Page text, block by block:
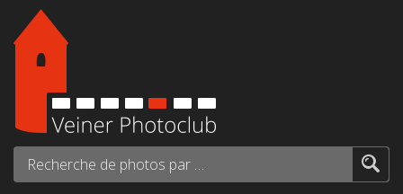
Aller au contenu principal
Recherche de photos par mots-clés...